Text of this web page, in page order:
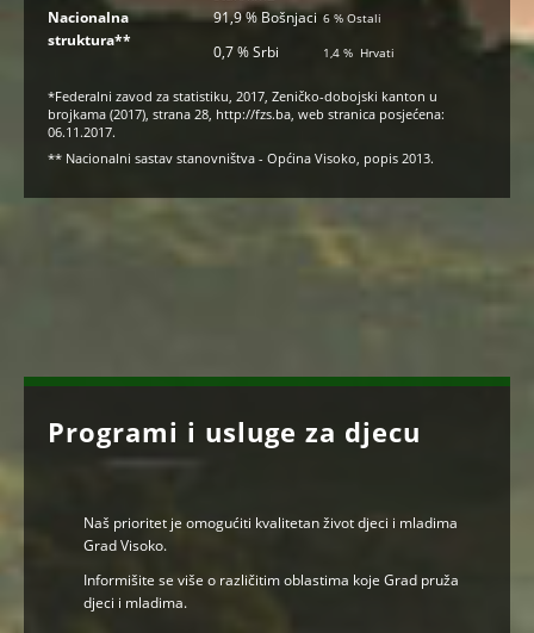
Nacionalna
struktura**
91,9 % Bošnjaci
0,7 %Srbi
6 % Ostali
1,4 % Hrvati
*Federalni zavod za statistiku, 2017, Zeničko-dobojski kanton u
brojkama (2017), strana 28, http://fzs.ba, web stranica posjećena:
06.11.2017.
** Nacionalni sastav stanovništva - Općina Visoko, popis 2013.
Programi i usluge za djecu
Naš prioritet je omogućiti kvalitetan život djeci i mladima
Grad Visoko.
Informišite se više o različitim oblastima koje Grad pruža
djeci i mladima.